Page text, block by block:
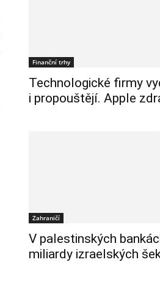
Finanční trhy
Technologické firmy
i propouštějí. Apple
Zahraničí
V palestinských
miliardy izraelských